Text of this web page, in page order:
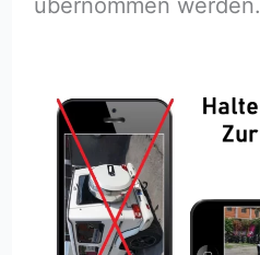
übernommen werden.